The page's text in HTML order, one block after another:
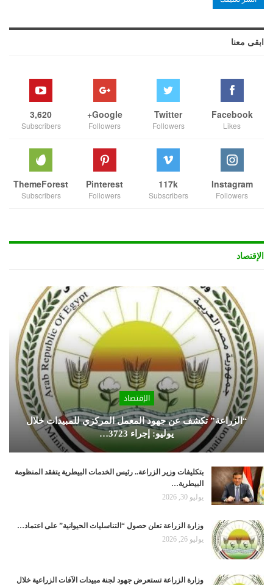
ابقى معنا
Facebook
Likes
Twitter
Followers
Google+
Followers
3,620
Subscribers
Instagram
Followers
117k
Subscribers
Pinterest
Followers
ThemeForest
Subscribers
الإقتصاد
الإقتصاد
“الزراعة” تكشف عن جهود المعمل المركزي للمبيدات خلال
يوليو: إجراء 3723…
بتكليفات وزير الزراعة.. رئيس الخدمات البيطرية يتفقد المنظومة
البيطرية…
يوليو 30, 2026
وزارة الزراعة تعلن حصول “التناسليات الحيوانية” على اعتماد…
يوليو 26, 2026
وزارة الزراعة تستعرض جهود لجنة مبيدات الآفات الزراعية خلال